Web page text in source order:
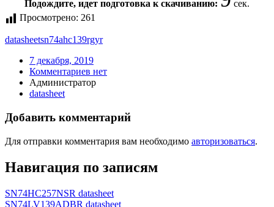
Подождите, идет подготовка к скачиванию:
сек.
Просмотрено: 261
datasheetsn74ahc139rgyr
7 декабря, 2019
Комментариев нет
Администратор
datasheet
Добавить комментарий
Для отправки комментария вам необходимо авторизоваться.
Навигация по записям
SN74HC257NSR datasheet
SN74LV139ADBR datasheet